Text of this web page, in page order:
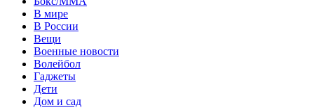
В мире
В России
Вещи
Военные новости
Волейбол
Гаджеты
Дети
Дом и сад